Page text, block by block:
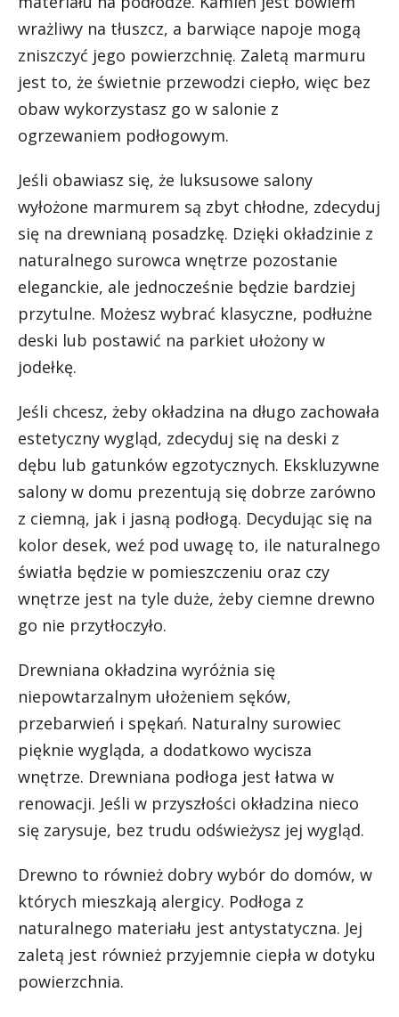
wrażliwy na tłuszcz, a barwiące napoje mogą
zniszczyć jego powierzchnię. Zaletą marmuru
jest to, że świetnie przewodzi ciepło, więc bez
obaw wykorzystasz go w salonie z
ogrzewaniem podłogowym.
Jeśli obawiasz się, że luksusowe salony
wyłożone marmurem są zbyt chłodne, zdecyduj
się na drewnianą posadzkę. Dzięki okładzinie z
naturalnego surowca wnętrze pozostanie
eleganckie, ale jednocześnie będzie bardziej
przytulne. Możesz wybrać klasyczne, podłużne
deski lub postawić na parkiet ułożony w
jodełkę.
Jeśli chcesz, żeby okładzina na długo zachowała
estetyczny wygląd, zdecyduj się na deski z
dębu lub gatunków egzotycznych. Ekskluzywne
salony w domu prezentują się dobrze zarówno
z ciemną, jak i jasną podłogą. Decydując się na
kolor desek, weź pod uwagę to, ile naturalnego
światła będzie w pomieszczeniu oraz czy
wnętrze jest na tyle duże, żeby ciemne drewno
go nie przytłoczyło.
Drewniana okładzina wyróżnia się
niepowtarzalnym ułożeniem sęków,
przebarwień i spękań. Naturalny surowiec
pięknie wygląda, a dodatkowo wycisza
wnętrze. Drewniana podłoga jest łatwa w
renowacji. Jeśli w przyszłości okładzina nieco
się zarysuje, bez trudu odświeżysz jej wygląd.
Drewno to również dobry wybór do domów, w
których mieszkają alergicy. Podłoga z
naturalnego materiału jest antystatyczna. Jej
zaletą jest również przyjemnie ciepła w dotyku
powierzchnia.